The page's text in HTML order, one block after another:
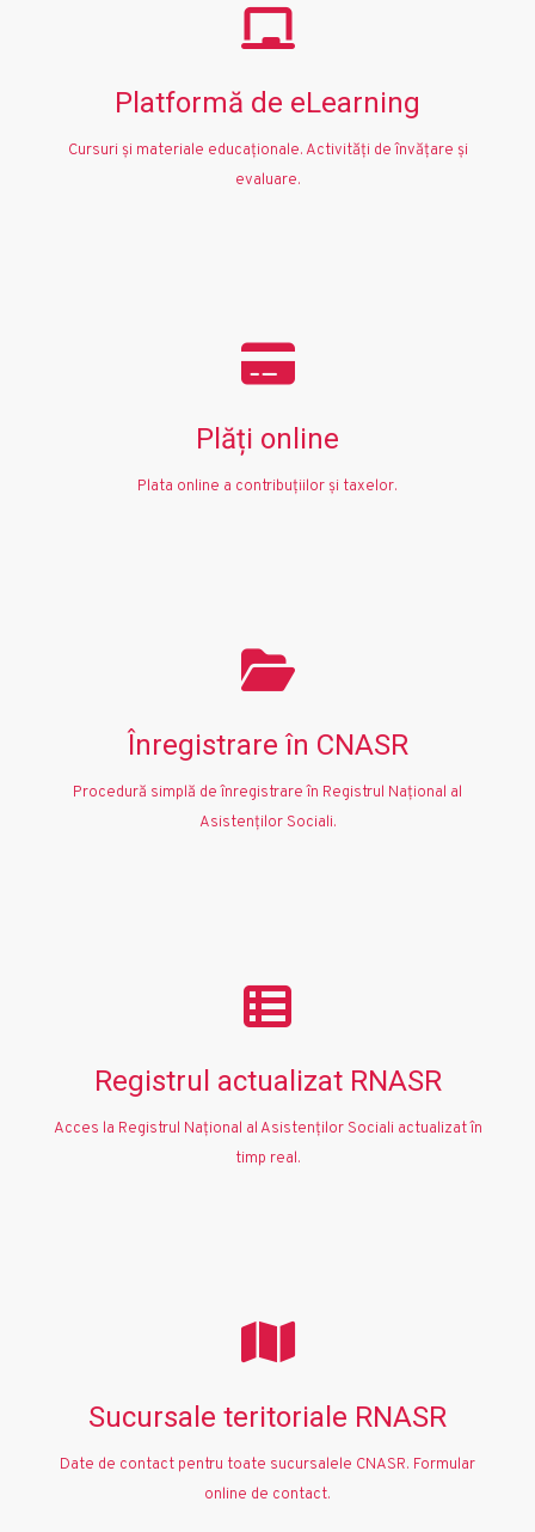
Platformă de eLearning
Cursuri și materiale educaționale. Activități de învățare și
evaluare.
Plăți online
Plata online a contribuțiilor și taxelor.
Înregistrare în CNASR
Procedură simplă de înregistrare în Registrul Național al
Asistenților Sociali.
Registrul actualizat RNASR
Acces la Registrul Național al Asistenților Sociali actualizat în
timp real.
Sucursale teritoriale RNASR
Date de contact pentru toate sucursalele CNASR. Formular
online de contact.